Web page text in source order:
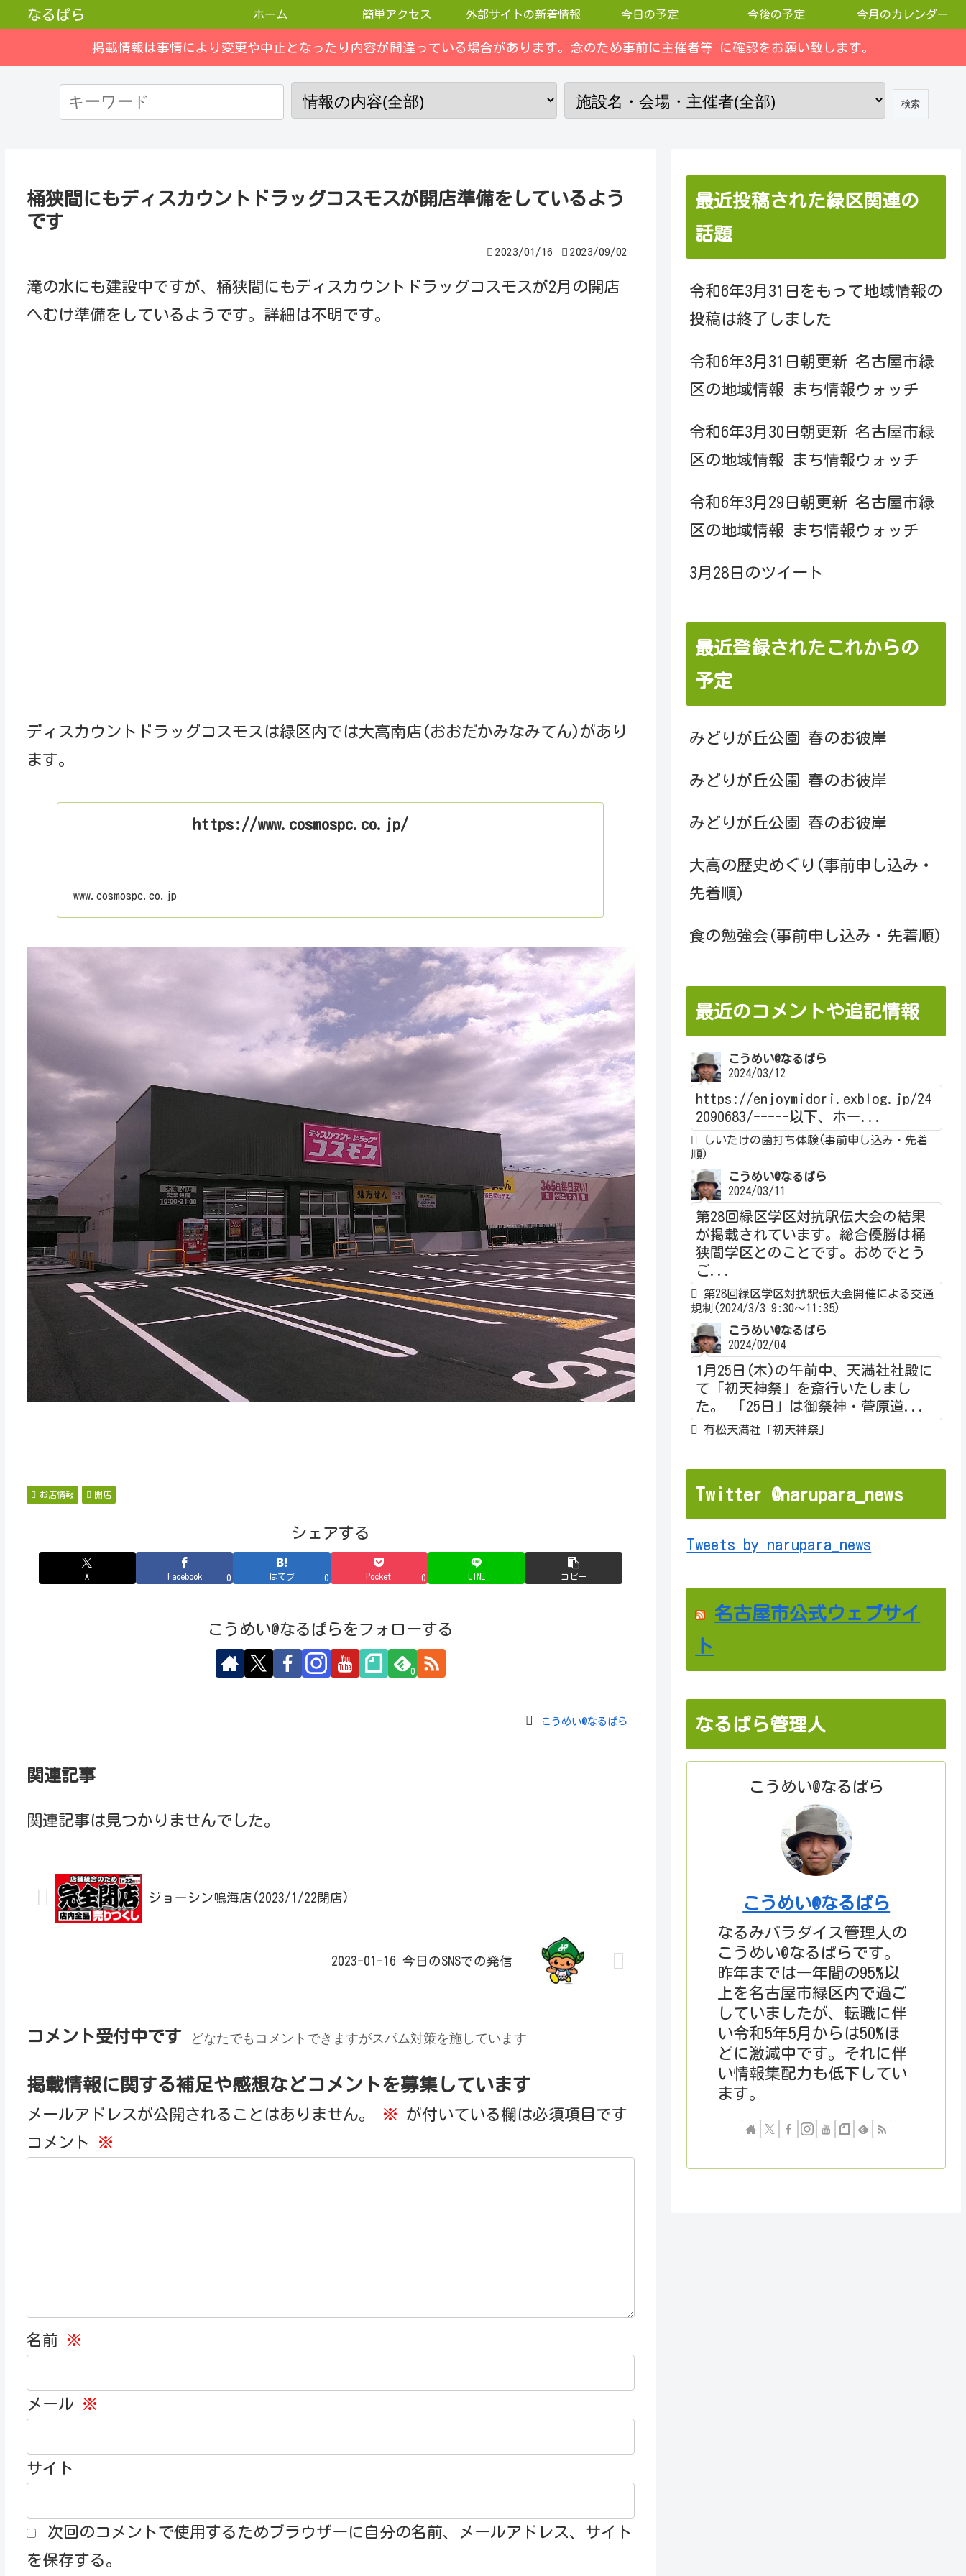
なるぱら ホーム 簡単アクセス 外部サイトの新着情報 今日の予定 今後の予定 今月のカレンダー
掲載情報は事情により変更や中止となったり内容が間違っている場合があります。念のため事前に主催者等 に確認をお願い致します。
桶狭間にもディスカウントドラッグコスモスが開店準備をしているよう
です
2023/01/16 2023/09/02
滝の水にも建設中ですが、桶狭間にもディスカウントドラッグコスモスが2月の開店
へむけ準備をしているようです。詳細は不明です。
ディスカウントドラッグコスモスは緑区内では大高南店(おおだかみなみてん)があり
ます。
https://www.cosmospc.co.jp/
www.cosmospc.co.jp
お店情報 開店
シェアする
X Facebook 0 はてブ 0 Pocket 0 LINE コピー
こうめい@なるぱらをフォローする
0
こうめい@なるぱら
関連記事
関連記事は見つかりませんでした。
ジョーシン鳴海店(2023/1/22閉店)
2023-01-16 今日のSNSでの発信
コメント受付中です どなたでもコメントできますがスパム対策を施しています
掲載情報に関する補足や感想などコメントを募集しています
メールアドレスが公開されることはありません。 ※ が付いている欄は必須項目です
コメント
※
名前 ※
メール ※
サイト
次回のコメントで使用するためブラウザーに自分の名前、メールアドレス、サイト
を保存する。
最近投稿された緑区関連の
話題
令和6年3月31日をもって地域情報の
投稿は終了しました
令和6年3月31日朝更新 名古屋市緑
区の地域情報 まち情報ウォッチ
令和6年3月30日朝更新 名古屋市緑
区の地域情報 まち情報ウォッチ
令和6年3月29日朝更新 名古屋市緑
区の地域情報 まち情報ウォッチ
3月28日のツイート
最近登録されたこれからの
予定
みどりが丘公園 春のお彼岸
みどりが丘公園 春のお彼岸
みどりが丘公園 春のお彼岸
大高の歴史めぐり(事前申し込み・
先着順)
食の勉強会(事前申し込み・先着順)
最近のコメントや追記情報
こうめい@なるぱら
2024/03/12
https://enjoymidori.exblog.jp/24
2090683/-----以下、ホー...
しいたけの菌打ち体験(事前申し込み・先着
順)
こうめい@なるぱら
2024/03/11
第28回緑区学区対抗駅伝大会の結果
が掲載されています。総合優勝は桶
狭間学区とのことです。おめでとう
ご...
第28回緑区学区対抗駅伝大会開催による交通
規制(2024/3/3 9:30～11:35)
こうめい@なるぱら
2024/02/04
1月25日(木)の午前中、天満社社殿に
て「初天神祭」を斎行いたしまし
た。 「25日」は御祭神・菅原道...
有松天満社「初天神祭」
Twitter @narupara_news
Tweets by narupara_news
名古屋市公式ウェブサイ
ト
なるぱら管理人
こうめい@なるぱら
こうめい@なるぱら
なるみパラダイス管理人の
こうめい@なるぱらです。
昨年までは一年間の95%以
上を名古屋市緑区内で過ご
していましたが、転職に伴
い令和5年5月からは50%ほ
どに激減中です。それに伴
い情報集配力も低下してい
ます。